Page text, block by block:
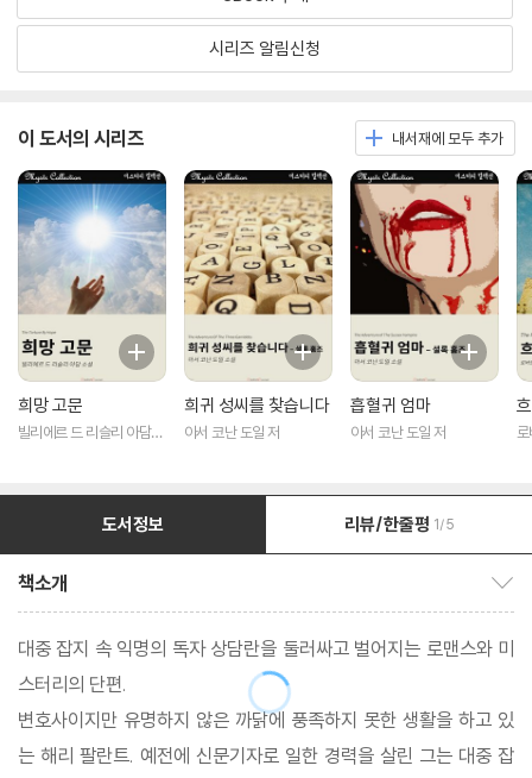
시리즈 알림신청
이 도서의 시리즈 내서재에 모두 추가
희망 고문
빌리에르 드 리슬리 아담
희귀 성씨를 찾습니다
아서 코난 도일 저
흡혈귀 엄마
아서 코난 도일 저
도서정보 리뷰/한줄평 1/5
책소개
대중 잡지 속 익명의 독자 상담란을 둘러싸고 벌어지는 로맨스와 미
스터리의 단편.
변호사이지만 유명하지 않은 까닭에 풍족하지 못한 생활을 하고 있
는 해리 팔란트. 예전에 신문기자로 일한 경력을 살린 그는 대중 잡